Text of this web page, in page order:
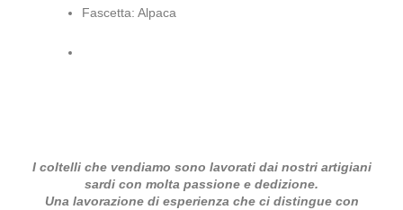
Fascetta: Alpaca
I coltelli che vendiamo sono lavorati dai nostri artigiani
sardi con molta passione e dedizione.
Una lavorazione di esperienza che ci distingue con